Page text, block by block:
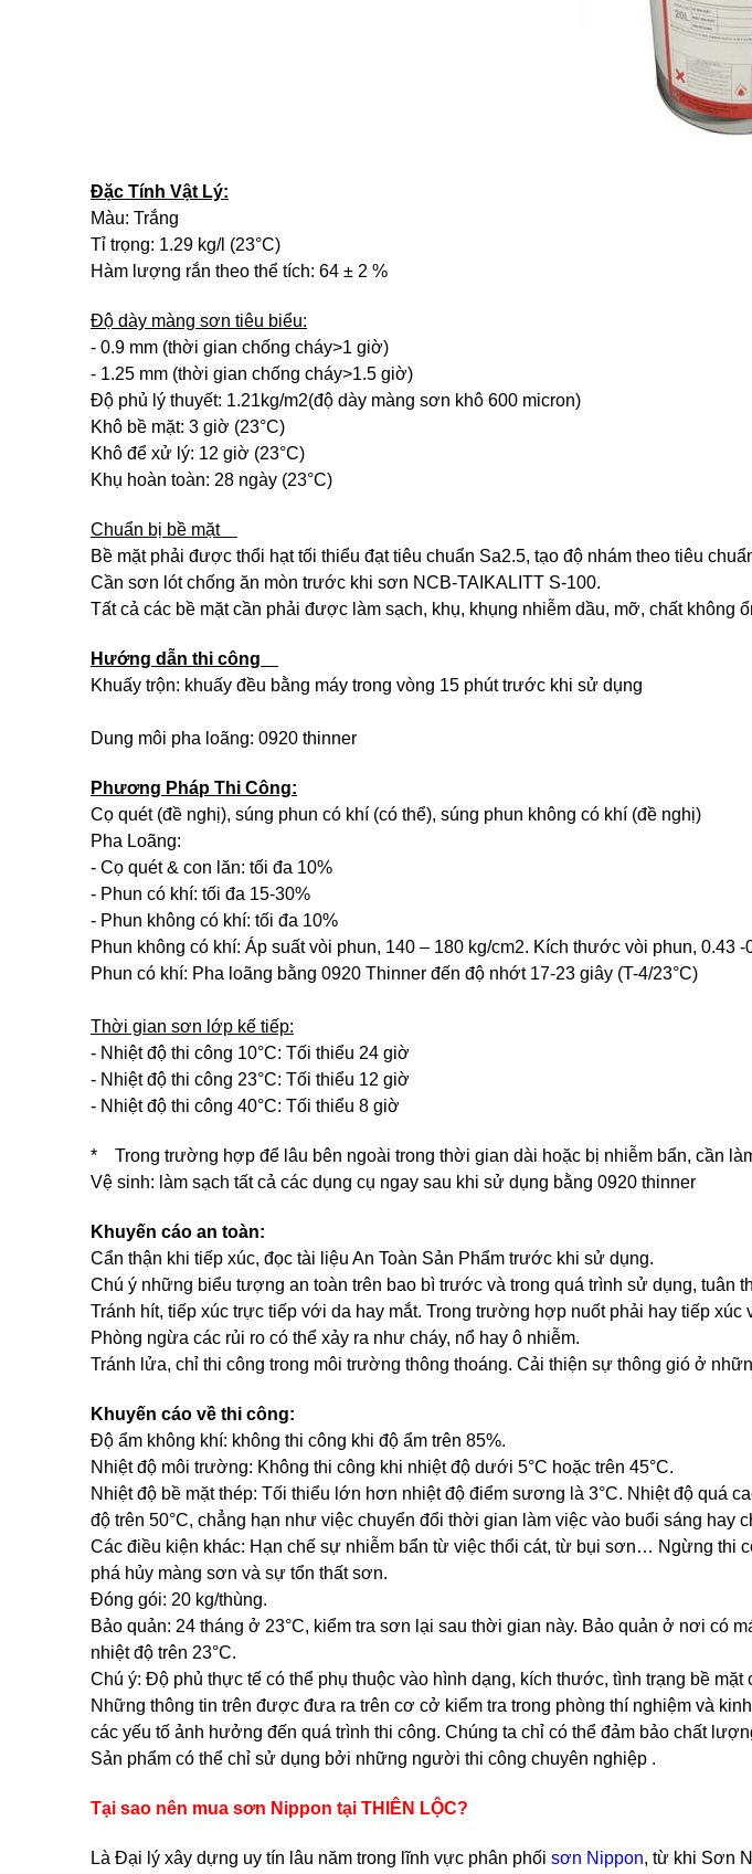
Đặc Tính Vật Lý:
Màu: Trắng
Tỉ trọng: 1.29 kg/l (23°C)
Hàm lượng rắn theo thể tích: 64 ± 2 %
Độ dày màng sơn tiêu biểu:
- 0.9 mm (thời gian chống cháy>1 giờ)
- 1.25 mm (thời gian chống cháy>1.5 giờ)
Độ phủ lý thuyết: 1.21kg/m2(độ dày màng sơn khô 600 micron)
Khô bề mặt: 3 giờ (23°C)
Khô để xử lý: 12 giờ (23°C)
Khụ hoàn toàn: 28 ngày (23°C)
Chuẩn bị bề mặt
Bề mặt phải được thổi hạt tối thiểu đạt tiêu chuẩn Sa2.5, tạo độ nhám theo tiêu
Cần sơn lót chống ăn mòn trước khi sơn NCB-TAIKALITT S-100.
Tất cả các bề mặt cần phải được làm sạch, khụ, khụng nhiễm dầu, mỡ, chất không
Hướng dẫn thi công
Khuấy trộn: khuấy đều bằng máy trong vòng 15 phút trước khi sử dụng
Dung môi pha loãng: 0920 thinner
Phương Pháp Thi Công:
Cọ quét (đề nghị), súng phun có khí (có thể), súng phun không có khí (đề nghị)
Pha Loãng:
- Cọ quét & con lăn: tối đa 10%
- Phun có khí: tối đa 15-30%
- Phun không có khí: tối đa 10%
Phun không có khí: Áp suất vòi phun, 140 – 180 kg/cm2. Kích thước vòi phun,
Phun có khí: Pha loãng bằng 0920 Thinner đến độ nhớt 17-23 giây (T-4/23°C)
Thời gian sơn lớp kế tiếp:
- Nhiệt độ thi công 10°C: Tối thiểu 24 giờ
- Nhiệt độ thi công 23°C: Tối thiểu 12 giờ
- Nhiệt độ thi công 40°C: Tối thiểu 8 giờ
* Trong trường hợp để lâu bên ngoài trong thời gian dài hoặc bị nhiễm bẩn, cần
Vệ sinh: làm sạch tất cả các dụng cụ ngay sau khi sử dụng bằng 0920 thinner
Khuyến cáo an toàn:
Cẩn thận khi tiếp xúc, đọc tài liệu An Toàn Sản Phẩm trước khi sử dụng.
Chú ý những biểu tượng an toàn trên bao bì trước và trong quá trình sử dụng, tuân
Tránh hít, tiếp xúc trực tiếp với da hay mắt. Trong trường hợp nuốt phải hay tiếp
Phòng ngừa các rủi ro có thể xảy ra như cháy, nổ hay ô nhiễm.
Tránh lửa, chỉ thi công trong môi trường thông thoáng. Cải thiện sự thông gió ở
Khuyến cáo về thi công:
Độ ẩm không khí: không thi công khi độ ẩm trên 85%.
Nhiệt độ môi trường: Không thi công khi nhiệt độ dưới 5°C hoặc trên 45°C.
Nhiệt độ bề mặt thép: Tối thiểu lớn hơn nhiệt độ điểm sương là 3°C. Nhiệt độ quá
độ trên 50°C, chẳng hạn như việc chuyển đổi thời gian làm việc vào buổi sáng hay
Các điều kiện khác: Hạn chế sự nhiễm bẩn từ việc thổi cát, từ bụi sơn… Ngừng thi
phá hủy màng sơn và sự tổn thất sơn.
Đóng gói: 20 kg/thùng.
Bảo quản: 24 tháng ở 23°C, kiểm tra sơn lại sau thời gian này. Bảo quản ở nơi có
nhiệt độ trên 23°C.
Chú ý: Độ phủ thực tế có thể phụ thuộc vào hình dạng, kích thước, tình trạng bề
Những thông tin trên được đưa ra trên cơ cở kiểm tra trong phòng thí nghiệm và
các yếu tố ảnh hưởng đến quá trình thi công. Chúng ta chỉ có thể đảm bảo chất
Sản phẩm có thể chỉ sử dụng bởi những người thi công chuyên nghiệp .
Tại sao nên mua sơn Nippon tại THIÊN LỘC?
Là Đại lý xây dựng uy tín lâu năm trong lĩnh vực phân phối sơn Nippon, từ khi Sơn